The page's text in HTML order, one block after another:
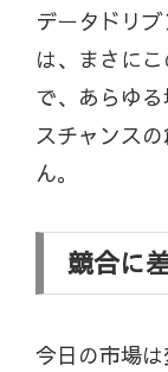
データドリ
は、まさに
で、あらゆ
スチャンス
ん。
競合に
今日の市場